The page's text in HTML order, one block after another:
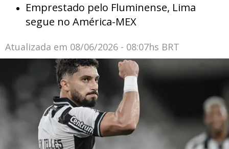
Emprestado pelo Fluminense, Lima
segue no América-MEX
Atualizada em 08/06/2026 - 08:07hs BRT